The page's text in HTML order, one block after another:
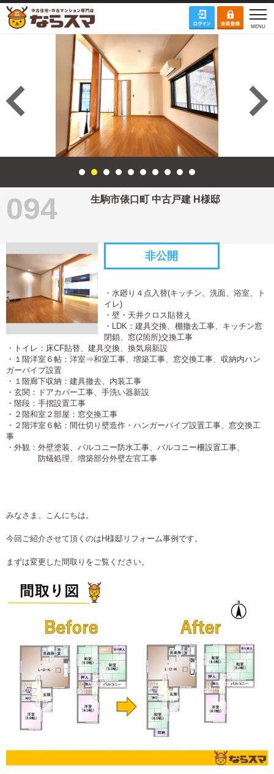
094 生駒市俵口町 中古戸建 H様邸
非公開
・水廻り４点入替(キッチン、洗面、浴室、ト
イレ)
・壁・天井クロス貼替え
・LDK：建具交換、棚撤去工事、キッチン窓
閉鎖、窓(2箇所)交換工事
・トイレ：床CF貼替、建具交換、換気扇新設
・１階洋室６帖：洋室⇒和室工事、増築工事、窓交換工事、収納内ハン
ガーパイプ設置
・１階廊下収納：建具撤去、内装工事
・玄関：ドアカバー工事、手洗い器新設
・階段：手摺設置工事
・２階和室２部屋：窓交換工事
・２階洋室６帖：間仕切り壁造作・ハンガーパイプ設置工事、窓交換工
事
・外観：外壁塗装、バルコニー防水工事、バルコニー柵設置工事、
防蟻処理、増築部分外壁左官工事
みなさま、こんにちは。
今回ご紹介させて頂くのはH様邸リフォーム事例です。
まずは変更した間取りをご覧ください。